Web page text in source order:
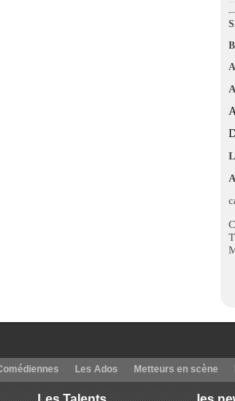
Les Ados Metteurs en scène